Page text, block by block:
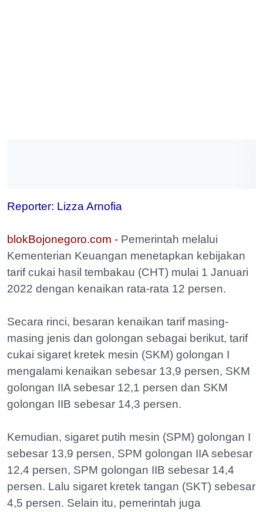
Reporter: Lizza Arnofia
blokBojonegoro.com - Pemerintah melalui
Kementerian Keuangan menetapkan kebijakan
tarif cukai hasil tembakau (CHT) mulai 1 Januari
2022 dengan kenaikan rata-rata 12 persen.
Secara rinci, besaran kenaikan tarif masing-
masing jenis dan golongan sebagai berikut, tarif
cukai sigaret kretek mesin (SKM) golongan I
mengalami kenaikan sebesar 13,9 persen, SKM
golongan IIA sebesar 12,1 persen dan SKM
golongan IIB sebesar 14,3 persen.
Kemudian, sigaret putih mesin (SPM) golongan I
sebesar 13,9 persen, SPM golongan IIA sebesar
12,4 persen, SPM golongan IIB sebesar 14,4
persen. Lalu sigaret kretek tangan (SKT) sebesar
4,5 persen. Selain itu, pemerintah juga